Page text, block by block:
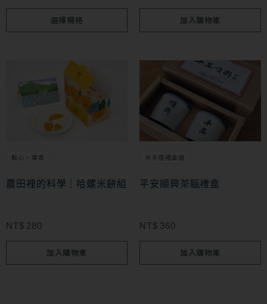
選擇規格
在
項
加入購物車
點心・零食
農田裡的科學｜哈螺米餅組
NT$ 280
加入購物車
伴手禮禮盒組
平安順興茶甌禮盒
NT$ 360
加入購物車